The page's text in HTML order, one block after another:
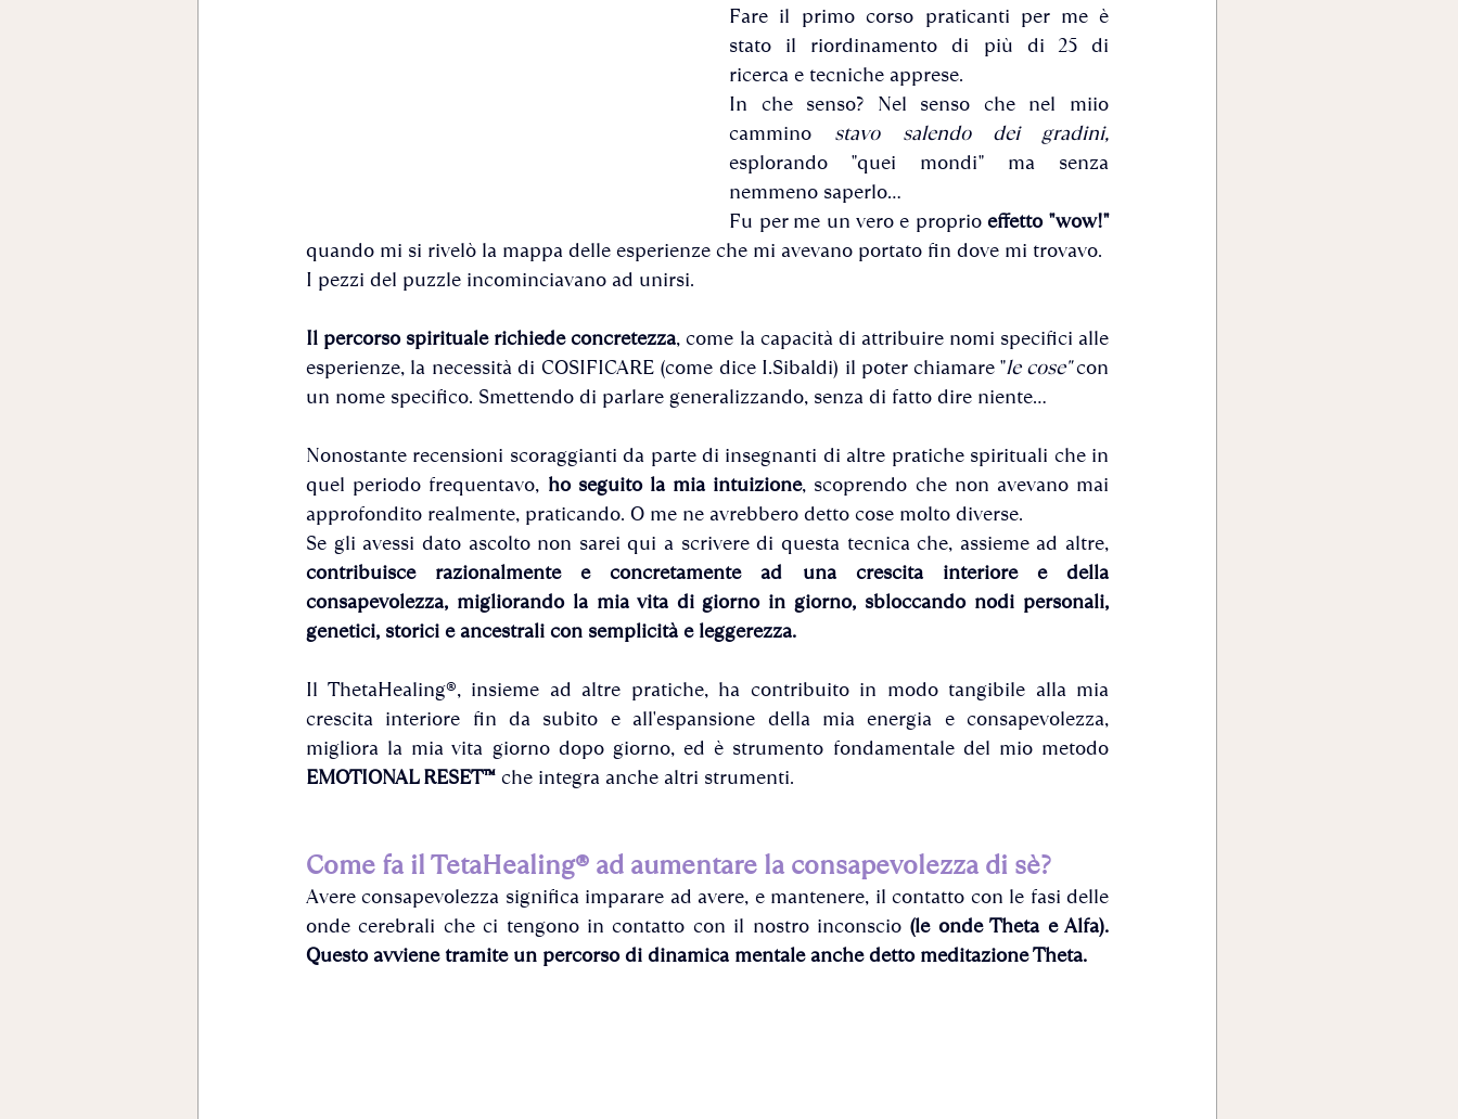
Fare il primo corso praticanti per me è
stato il riordinamento di più di 25 di
ricerca e tecniche apprese.
In che senso? Nel senso che nel miio
cammino stavo salendo dei gradini,
esplorando "quei mondi" ma senza
nemmeno saperlo...
Fu per me un vero e proprio
effetto "wow!"
quando mi si rivelò la mappa delle esperienze che mi avevano portato fin dove mi trovavo.
I pezzi del puzzle incominciavano ad unirsi.
Il percorso spirituale richiede concretezza, come la capacità di attribuire nomi specifici alle
esperienze, la necessità di COSIFICARE (come dice I.Sibaldi) il poter chiamare "le cose" con
un nome specifico. Smettendo di parlare generalizzando, senza di fatto dire niente...
Nonostante recensioni scoraggianti da parte di insegnanti di altre pratiche spirituali che in
quel periodo frequentavo, ho seguito la mia intuizione, scoprendo che non avevano mai
approfondito realmente, praticando. O me ne avrebbero detto cose molto diverse.
contribuisce razionalmente e concretamente ad una crescita interiore e della
consapevolezza, migliorando la mia vita di giorno in giorno, sbloccando nodi personali,
genetici, storici e ancestrali con semplicità e leggerezza.
Il ThetaHealing®, insieme ad altre pratiche, ha contribuito in modo tangibile alla mia
crescita interiore fin da subito e all'espansione della mia energia e consapevolezza,
EMOTIONAL RESET™ che integra anche altri strumenti.
Come fa il TetaHealing® ad aumentare la consapevolezza di sè?
Avere consapevolezza significa imparare ad avere, e mantenere, il contatto con le fasi delle
onde cerebrali che ci tengono in contatto con il nostro inconscio (le onde Theta e Alfa).
Questo avviene tramite un percorso di dinamica mentale anche detto meditazione Theta.